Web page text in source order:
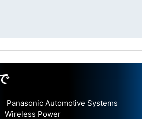
Panasonic Automotive Systems
Wireless Power